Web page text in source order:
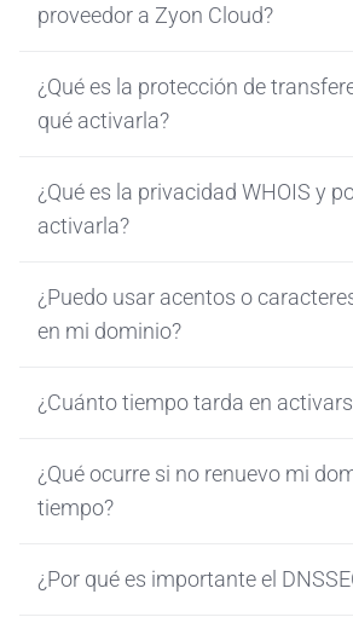
proveedor a Zyon Cloud?
¿Qué es la protección de
qué activarla?
¿Qué es la privacidad WHOIS y
activarla?
¿Puedo usar acentos o
en mi dominio?
¿Cuánto tiempo tarda en
¿Qué ocurre si no renuevo mi
tiempo?
¿Por qué es importante el